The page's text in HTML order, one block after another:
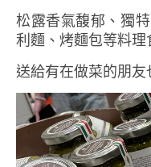
松露香氣馥郁、獨
利麵、烤麵包等料理
送給有在做菜的朋友